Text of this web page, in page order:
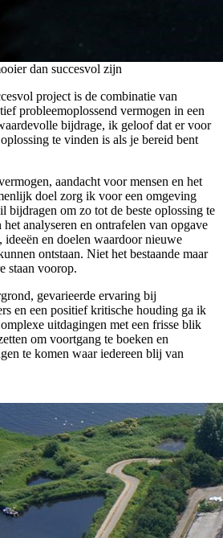
dan succesvol zijn
project is de combinatie van
probleemoplossend vermogen in een
bijdrage, ik geloof dat er voor
te vinden is als je bereid bent
aandacht voor mensen en het
doel zorg ik voor een omgeving
bijdragen om zo tot de beste oplossing te
analyseren en ontrafelen van opgave
ideeën en doelen waardoor nieuwe
ontstaan. Niet het bestaande maar
staan voorop.
gevarieerde ervaring bij
en een positief kritische houding ga ik
uitdagingen met een frisse blik
om voortgang te boeken en
te komen waar iedereen blij van